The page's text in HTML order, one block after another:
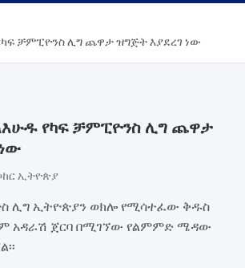
ቻምፒዮንስ ሊግ ጨዋታ ዝግጅት እያደረገ ነው
የካፍ ቻምፒዮንስ ሊግ ጨዋታ
ኢትዮጵያ
ሊግ ኢትዮጵያን ወክሎ የሚሳተፈው ቅዱስ
አዳራሽ ጀርባ በሚገኘው የልምምድ ሜዳው